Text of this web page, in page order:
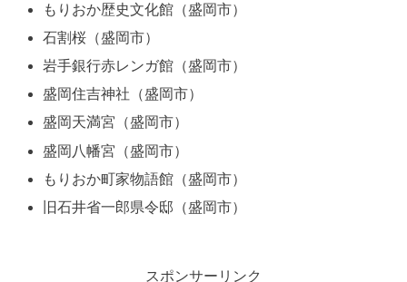
もりおか歴史文化館（盛岡市）
石割桜（盛岡市）
岩手銀行赤レンガ館（盛岡市）
盛岡住吉神社（盛岡市）
盛岡天満宮（盛岡市）
盛岡八幡宮（盛岡市）
もりおか町家物語館（盛岡市）
旧石井省一郎県令邸（盛岡市）
スポンサーリンク